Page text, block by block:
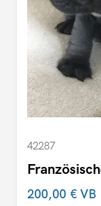
42287
200,00 €VB